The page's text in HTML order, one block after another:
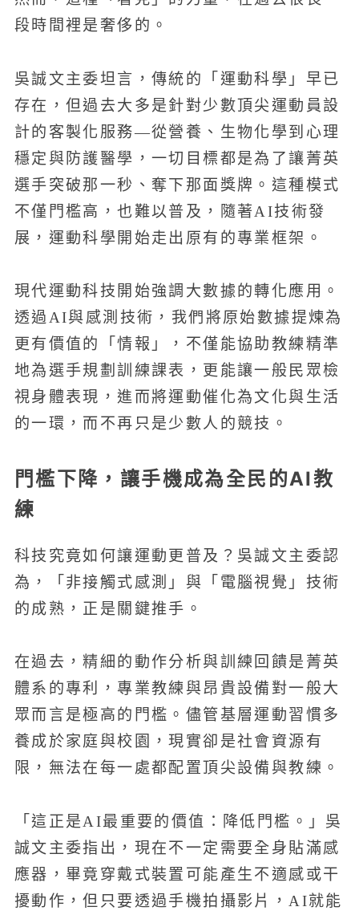
段時間裡是奢侈的。
吳誠文主委坦言，傳統的「運動科學」早已
存在，但過去大多是針對少數頂尖運動員設
計的客製化服務—從營養、生物化學到心理
穩定與防護醫學，一切目標都是為了讓菁英
選手突破那一秒、奪下那面獎牌。這種模式
不僅門檻高，也難以普及，隨著AI技術發
展，運動科學開始走出原有的專業框架。
現代運動科技開始強調大數據的轉化應用。
透過AI與感測技術，我們將原始數據提煉為
更有價值的「情報」，不僅能協助教練精準
地為選手規劃訓練課表，更能讓一般民眾檢
視身體表現，進而將運動催化為文化與生活
的一環，而不再只是少數人的競技。
門檻下降，讓手機成為全民的AI教
練
科技究竟如何讓運動更普及？吳誠文主委認
為，「非接觸式感測」與「電腦視覺」技術
的成熟，正是關鍵推手。
在過去，精細的動作分析與訓練回饋是菁英
體系的專利，專業教練與昂貴設備對一般大
眾而言是極高的門檻。儘管基層運動習慣多
養成於家庭與校園，現實卻是社會資源有
限，無法在每一處都配置頂尖設備與教練。
「這正是AI最重要的價值：降低門檻。」吳
誠文主委指出，現在不一定需要全身貼滿感
應器，畢竟穿戴式裝置可能產生不適感或干
擾動作，但只要透過手機拍攝影片，AI就能